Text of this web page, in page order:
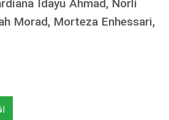
Idayu Ahmad, Norli
Morad, Morteza Enhessari,